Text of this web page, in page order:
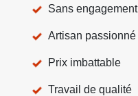
Sans engagement
Artisan passionné
Prix imbattable
Travail de qualité